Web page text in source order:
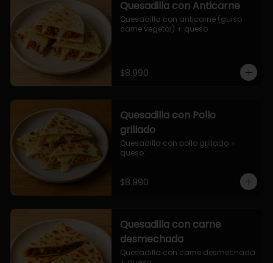
Quesadilla con Anticarne
Quesadilla con anticarne (guiso
carne vegetal) + queso
$8.990
Quesadilla con Pollo
grillado
Quesadilla con pollo grillado +
queso.
$8.990
Quesadilla con carne
desmechada
Quesadilla con carne desmechada